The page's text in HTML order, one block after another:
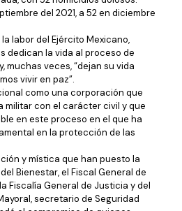
del 2021, a 52 en diciembre
labor del Ejército Mexicano,
dedican la vida al proceso de
muchas veces, “dejan su vida
vivir en paz”.
como una corporación que
militar con el carácter civil y que
en este proceso en el que ha
en la protección de las
y mística que han puesto la
Bienestar, el Fiscal General de
Fiscalía General de Justicia y del
secretario de Seguridad